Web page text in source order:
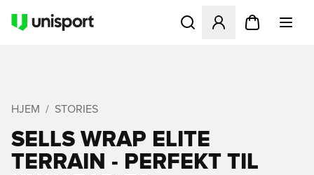
Åbner en Modal til at
HJEM STORIES
SELLS WRAP ELITE
TERRAIN - PERFEKT TIL